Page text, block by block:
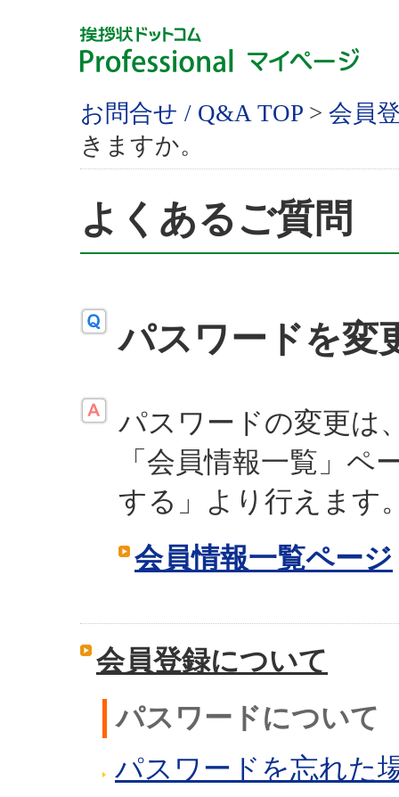
お問合せ / Q&A TOP > 会員
きますか。
よくあるご質問
パスワードを変
パスワードの変更は
「会員情報一覧」ペ
する」より行えます
会員情報一覧ページ
会員登録について
パスワードについて
パスワードを忘れた